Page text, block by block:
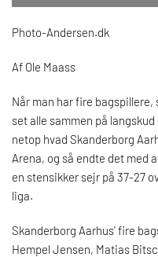
Photo-Andersen.dk
Af Ole Maass
Når man har fire
set alle sammen på
netop hvad Skanderborg
Arena, og så endte det med
en stensikker sejr på 37-27
liga.
Skanderborg Aarhus' fire
Hempel Jensen, Matias